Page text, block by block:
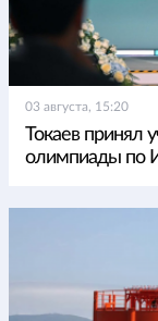
03 августа, 15:20
Токаев принял
олимпиады по